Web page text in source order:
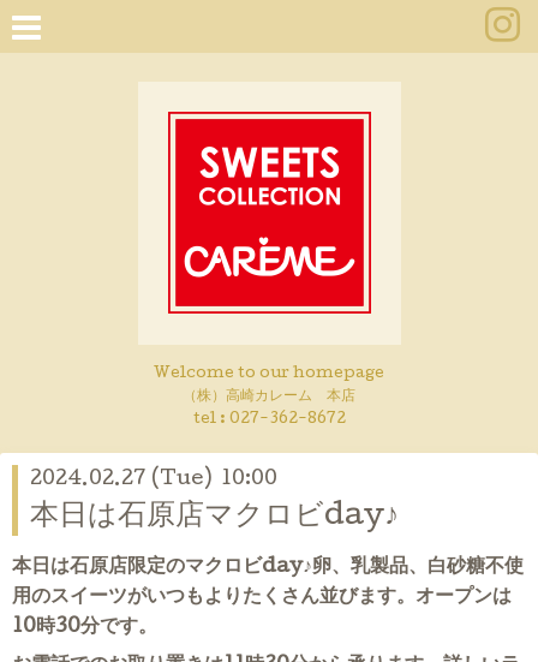
Welcome to our homepage
（株）高崎カレーム 本店
tel : 027-362-8672
2024.02.27 (Tue) 10:00
本日は石原店マクロビday♪
本日は石原店限定のマクロビday♪卵、乳製品、白砂糖不使
用のスイーツがいつもよりたくさん並びます。オープンは
10時30分です。